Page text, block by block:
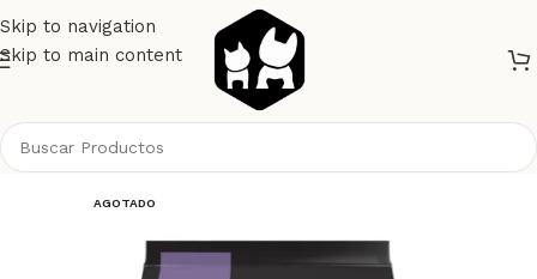
Skip to navigation
Skip to main content
AGOTADO